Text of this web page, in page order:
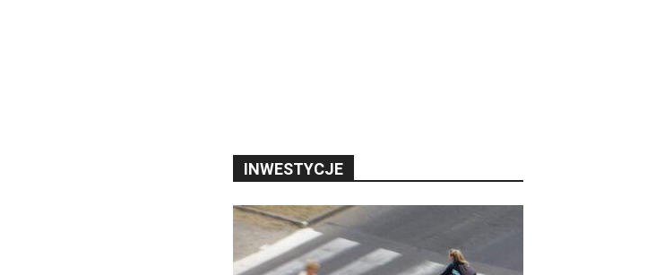
INWESTYCJE